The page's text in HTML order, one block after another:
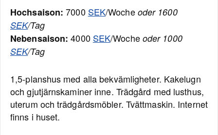
Hochsaison: 7000 SEK/Woche oder 1600
SEK/Tag
Nebensaison: 4000 SEK/Woche oder 1000
SEK/Tag
1,5-planshus med alla bekvämligheter. Kakelugn
och gjutjärnskaminer inne. Trädgård med lusthus,
uterum och trädgårdsmöbler. Tvättmaskin. Internet
finns i huset.